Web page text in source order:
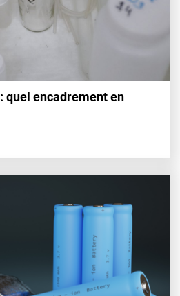
quel encadrement en